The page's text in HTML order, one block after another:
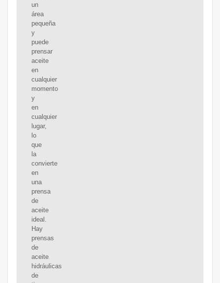
un
área
pequeña
y
puede
prensar
aceite
en
cualquier
momento
y
en
cualquier
lugar,
lo
que
la
convierte
en
una
prensa
de
aceite
ideal.
Hay
prensas
de
aceite
hidráulicas
de